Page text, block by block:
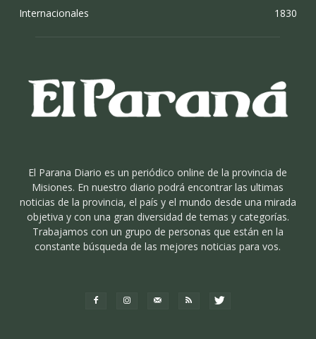
Internacionales
1830
El Parana Diario es un periódico online de la provincia de
Misiones. En nuestro diario podrá encontrar las ultimas
noticias de la provincia, el país y el mundo desde una mirada
objetiva y con una gran diversidad de temas y categorías.
Trabajamos con un grupo de personas que están en la
constante búsqueda de las mejores noticias para vos.